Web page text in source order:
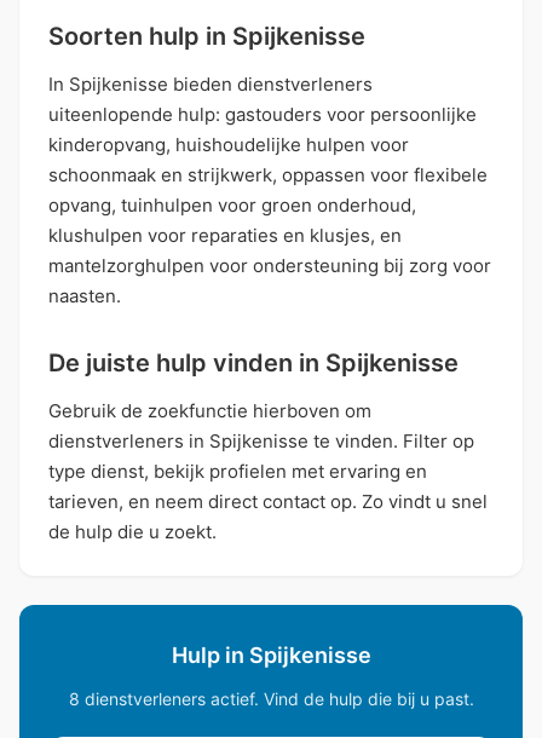
Soorten hulp in Spijkenisse
In Spijkenisse bieden dienstverleners
uiteenlopende hulp: gastouders voor persoonlijke
kinderopvang, huishoudelijke hulpen voor
schoonmaak en strijkwerk, oppassen voor flexibele
opvang, tuinhulpen voor groen onderhoud,
klushulpen voor reparaties en klusjes, en
mantelzorghulpen voor ondersteuning bij zorg voor
naasten.
De juiste hulp vinden in Spijkenisse
Gebruik de zoekfunctie hierboven om
dienstverleners in Spijkenisse te vinden. Filter op
type dienst, bekijk profielen met ervaring en
tarieven, en neem direct contact op. Zo vindt u snel
de hulp die u zoekt.
Hulp in Spijkenisse
8 dienstverleners actief. Vind de hulp die bij u past.